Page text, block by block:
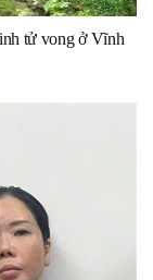
tử vong ở Vĩnh